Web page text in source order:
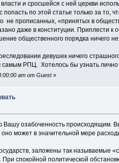
и сросшейся с ней церкви
по этой статье только за то,
не прописанных, «принятых в
даже в конституции. Приплести
общественного порядка ничего не
девушек ничего
самым РПЦ. Хотелось бы узнать
am от Guest»
озабоченность происходящим.
может в значительной мере
заложены так называемые
спокойной политической